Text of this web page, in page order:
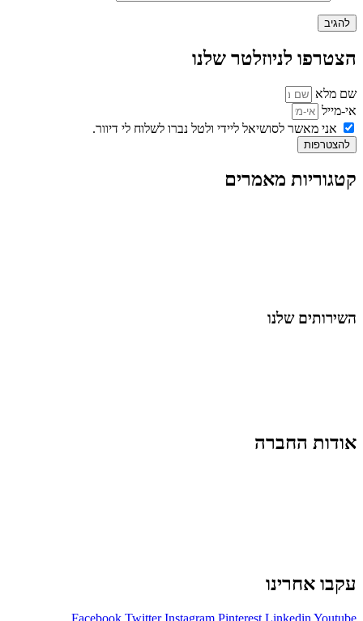
הצטרפו לניוזלטר שלנו
שם מלא
אי-מייל
אני מאשר לסושיאל ליידי ולטל נברו לשלוח לי דיוור.
להצטרפות
קטגוריות מאמרים
השירותים שלנו
אודות החברה
עקבו אחרינו